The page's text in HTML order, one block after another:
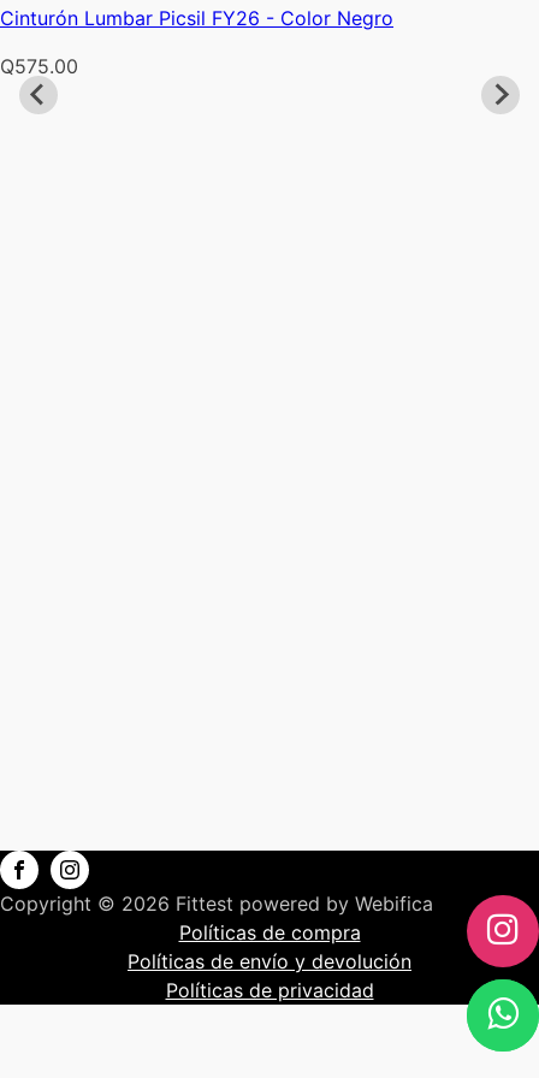
tiene
Cinturón Lumbar Picsil FY26 - Color Negro
Q575.00
Copyright © 2026 Fittest powered by Webifica
Políticas de compra
Políticas de envío y devolución
Políticas de privacidad